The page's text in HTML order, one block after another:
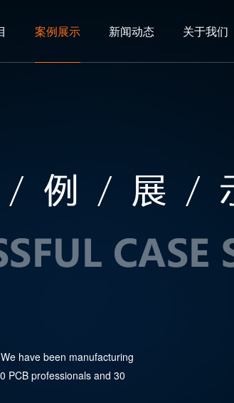
案例展示 新闻动态 关于我们
have been manufacturing
PCB professionals and 30